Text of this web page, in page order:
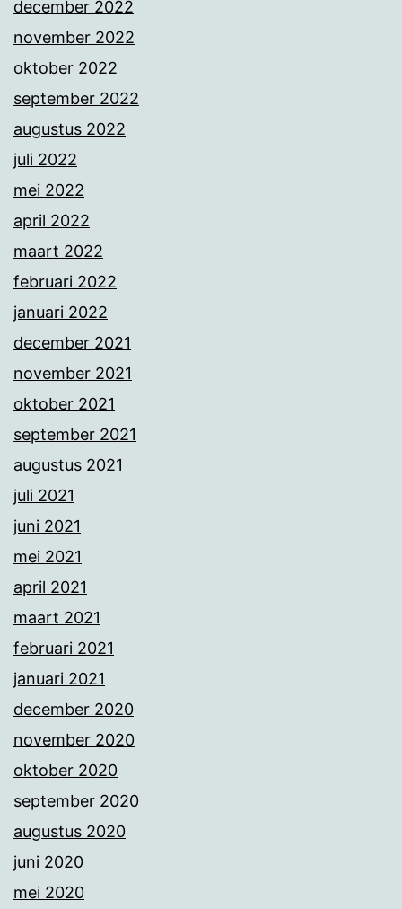
december 2022
november 2022
oktober 2022
september 2022
augustus 2022
juli 2022
mei 2022
april 2022
maart 2022
februari 2022
januari 2022
december 2021
november 2021
oktober 2021
september 2021
augustus 2021
juli 2021
juni 2021
mei 2021
april 2021
maart 2021
februari 2021
januari 2021
december 2020
november 2020
oktober 2020
september 2020
augustus 2020
juni 2020
mei 2020